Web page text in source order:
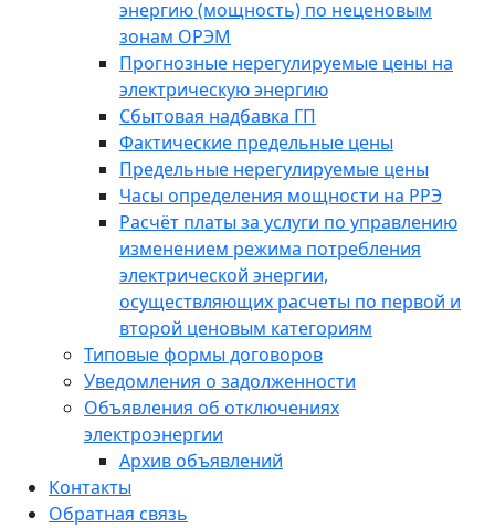
энергию (мощность) по неценовым
зонам ОРЭМ
Прогнозные нерегулируемые цены на
электрическую энергию
Сбытовая надбавка ГП
Фактические предельные цены
Предельные нерегулируемые цены
Часы определения мощности на РРЭ
Расчёт платы за услуги по управлению
изменением режима потребления
электрической энергии,
осуществляющих расчеты по первой и
второй ценовым категориям
Типовые формы договоров
Уведомления о задолженности
Объявления об отключениях
электроэнергии
Архив объявлений
Контакты
Обратная связь